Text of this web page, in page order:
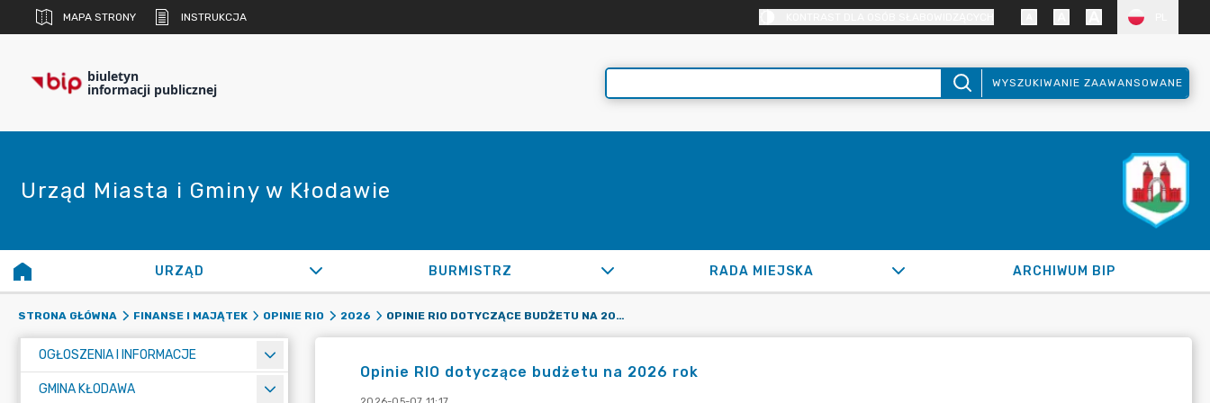
MAPA STRONY INSTRUKCJA
biuletyn
informacji publicznej WYSZUKIWANIE ZAAWANSOWANE
Urząd Miasta i Gminy w Kłodawie
URZĄD BURMISTRZ RADA MIEJSKA ARCHIWUM BIP
STRONA GŁÓWNA FINANSE I MAJĄTEK OPINIE RIO 2026 OPINIE RIO DOTYCZĄCE BUDŻETU NA 2026 ROK
OGŁOSZENIA I INFORMACJE
GMINA KŁODAWA
Opinie RIO dotyczące budżetu na 2026 rok